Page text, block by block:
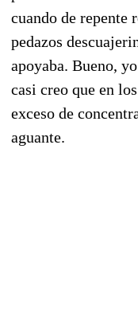
cuando de repente
pedazos
apoyaba. Bueno,
casi creo que en
exceso de
aguante.